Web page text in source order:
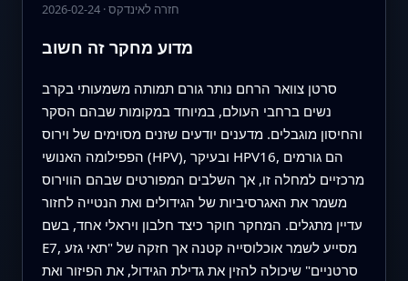
2026-02-24·חזרה לאינדקס
מדוע מחקר זה חשוב
סרטן צוואר הרחם נותר גורם תמותה משמעותי בקרב
נשים ברחבי העולם, במיוחד במקומות שבהם הסקר
והחיסון מוגבלים. מדענים יודעים שזנים מסוימים של וירוס
הפפילומה האנושי (HPV), ובעיקר HPV16, הם גורמים
מרכזיים למחלה זו, אך השלבים המפורטים שבהם הווירוס
משמר את האגרסיביות של הגידולים ואת הנטייה לחזור
עדיין מתגלים. המחקר חוקר כיצד חלבון ויראלי אחד, בשם
E7, מסייע לשמר אוכלוסייה קטנה אך חזקה של "תאי גזע
סרטניים" שיכולה להזין את גדילת הגידול, את הפיזור ואת